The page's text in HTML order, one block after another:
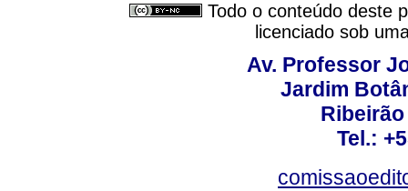
Todo o conteúdo deste
licenciado sob
Av. Professor
Jardim
Tel.: